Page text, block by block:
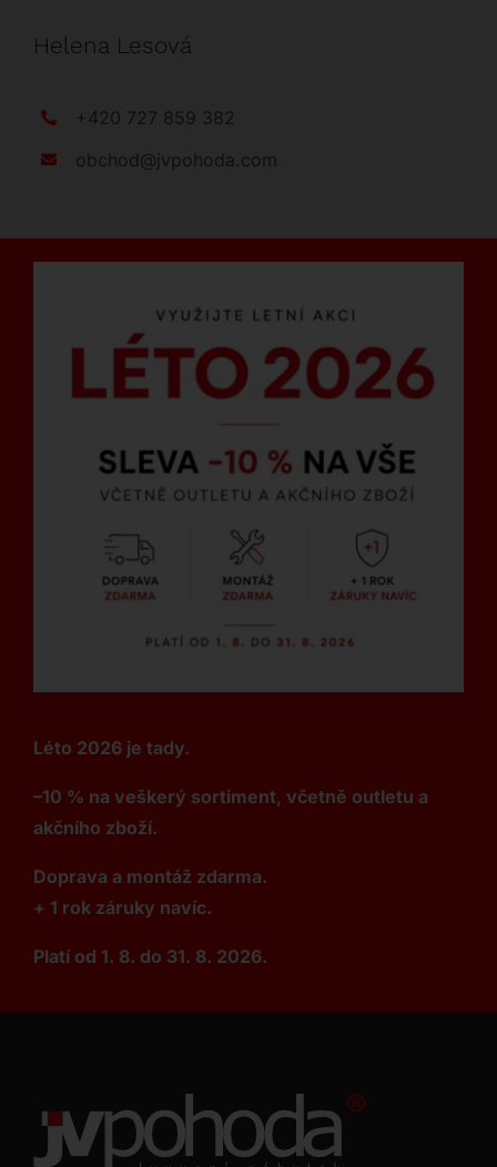
Helena Lesová
+420 727 859 382
obchod@jvpohoda.com
Léto 2026 je tady.
–10 % na veškerý sortiment, včetně outletu a
akčního zboží.
Doprava a montáž zdarma.
+ 1 rok záruky navíc.
Platí od 1. 8. do 31. 8. 2026.